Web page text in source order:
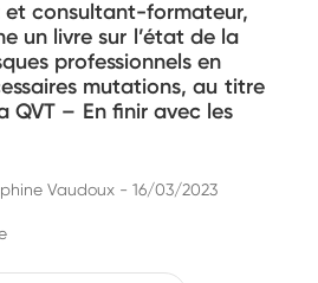
et consultant-formateur,
un livre sur l’état de la
professionnels en
mutations, au titre
QVT – En finir avec les
Vaudoux - 16/03/2023